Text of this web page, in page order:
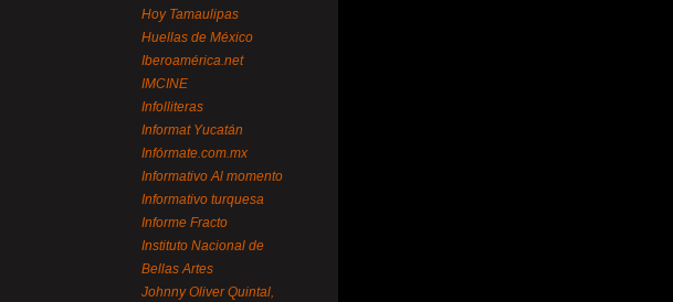
Hoy Tamaulipas
Huellas de México
Iberoamérica.net
IMCINE
Infolliteras
Informat Yucatán
Infórmate.com.mx
Informativo Al momento
Informativo turquesa
Informe Fracto
Instituto Nacional de
Bellas Artes
Johnny Oliver Quintal,